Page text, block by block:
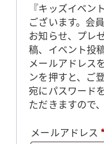
『キッズイベン
ございます。会
お知らせ、プレ
稿、イベント投
メールアドレス
ンを押すと、ご
宛にパスワード
ただきますので
メールアドレス